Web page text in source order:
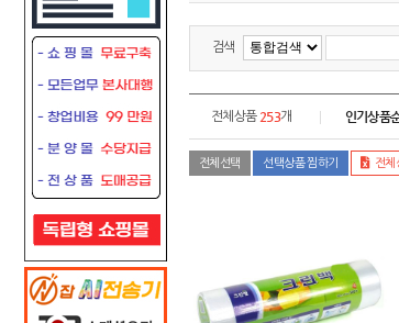
검색
전체상품 253개 인기상품
전체선택 선택상품 찜하기 전체